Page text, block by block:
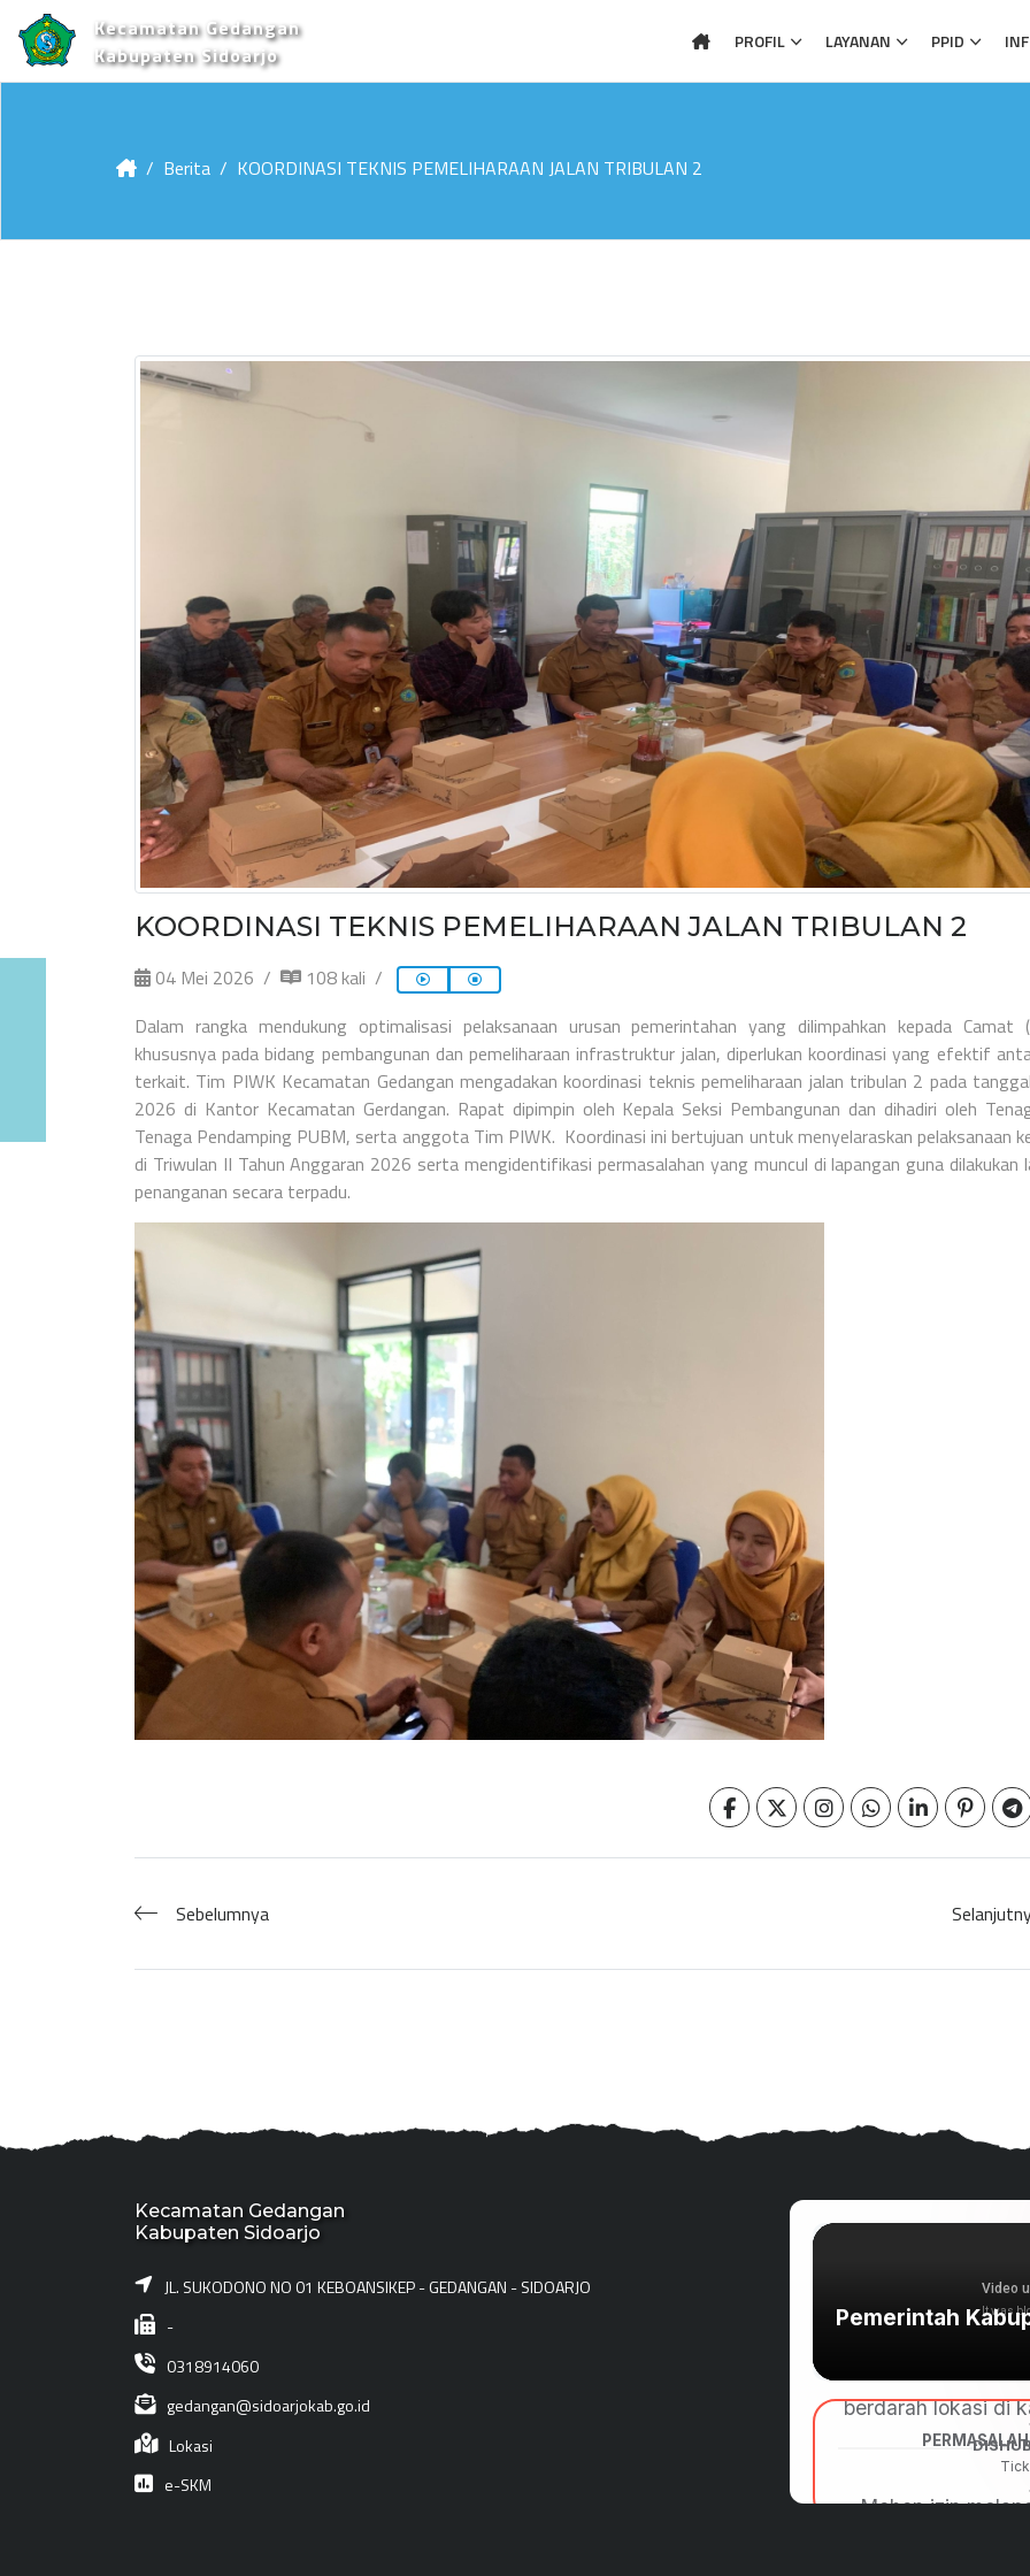
Kecamatan Gedangan
Kabupaten Sidoarjo
PROFIL LAYANAN PPID
Berita KOORDINASI TEKNIS PEMELIHARAAN JALAN TRIBULAN 2
KOORDINASI TEKNIS PEMELIHARAAN JALAN TRIBULAN 2
04 Mei 2026
108 kali
Dalam rangka mendukung optimalisasi pelaksanaan urusan pemerintahan yang dilimpahkan kepada Camat
khususnya pada bidang pembangunan dan pemeliharaan infrastruktur jalan, diperlukan koordinasi yang efektif
terkait. Tim PIWK Kecamatan Gedangan mengadakan koordinasi teknis pemeliharaan jalan tribulan 2 pada
2026 di Kantor Kecamatan Gerdangan. Rapat dipimpin oleh Kepala Seksi Pembangunan dan dihadiri oleh
Tenaga Pendamping PUBM, serta anggota Tim PIWK. Koordinasi ini bertujuan untuk menyelaraskan pelaksanaan
di Triwulan II Tahun Anggaran 2026 serta mengidentifikasi permasalahan yang muncul di lapangan guna dilakukan
penanganan secara terpadu.
Sebelumnya
Kecamatan Gedangan
Kabupaten Sidoarjo
JL. SUKODONO NO 01 KEBOANSIKEP - GEDANGAN - SIDOARJO
-
0318914060
gedangan@sidoarjokab.go.id
Lokasi
e-SKM